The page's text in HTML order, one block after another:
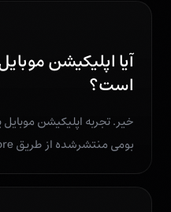
آیا اپلیکیشن
است؟
بومی منتشرشده از طریق Apple App Store یا Google Play.